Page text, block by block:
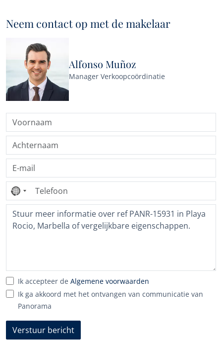
Neem contact op met de makelaar
Alfonso Muñoz
Manager Verkoopcoördinatie
Geen
land
geselecteerd
Ik accepteer de Algemene voorwaarden
Ik ga akkoord met het ontvangen van communicatie van
Panorama
Verstuur bericht